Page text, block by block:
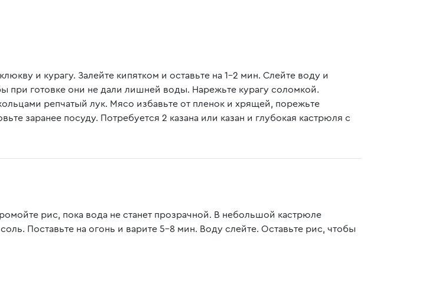
и курагу. Залейте кипятком и оставьте на 1-2 мин. Слейте воду и
при готовке они не дали лишней воды. Нарежьте курагу соломкой.
репчатый лук. Мясо избавьте от пленок и хрящей, порежьте
заранее посуду. Потребуется 2 казана или казан и глубокая кастрюля с
рис, пока вода не станет прозрачной. В небольшой кастрюле
Поставьте на огонь и варите 5-8 мин. Воду слейте. Оставьте рис, чтобы